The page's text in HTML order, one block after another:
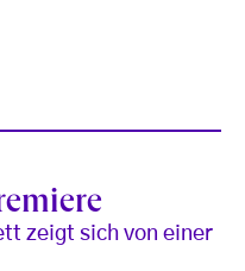
zeigt sich von einer